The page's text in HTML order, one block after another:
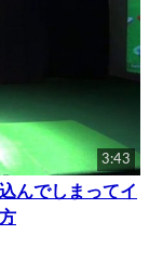
3:43
んでしまってイ